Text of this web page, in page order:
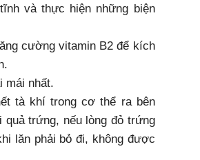
và thực hiện những biện
cường vitamin B2 để kích
mái nhất.
tà khí trong cơ thể ra bên
quả trứng, nếu lòng đỏ trứng
lăn phải bỏ đi, không được